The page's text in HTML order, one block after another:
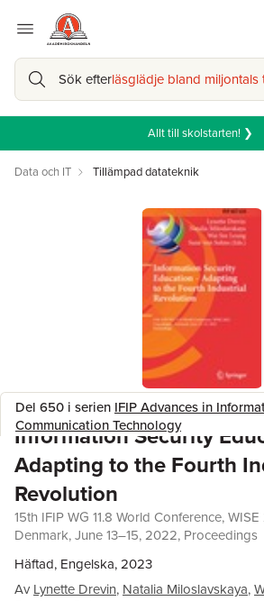
Sök efterläsglädje bland miljontals
Allt till skolstarten! ❯
Data och IT Tillämpad datateknik
Del 650 i serien IFIP Advances in
Communication Technology
Information Security
Adapting to the Fourth
Revolution
15th IFIP WG 11.8 World Conference,
Denmark, June 13–15, 2022, Proceedings
Häftad, Engelska, 2023
Av Lynette Drevin, Natalia Miloslavskaya,